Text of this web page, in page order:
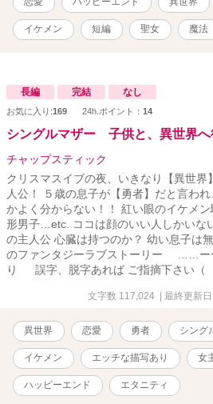
イケメン 短編 聖女 魔法
長編 完結 なし
お気に入り:169 24h.ポイント： 14
シングルマザー 子供と、異世界へ
チャップスティック
クリスマスイブの夜、いきなり【異世界
人公！ ５歳の息子が【勇者】だと言わ
かよく分からない！！ 紅い眼のイケメ
形男子…etc. ココは顔のいい人しかいな
の主人公 心臓は持つのか？ 幼い息子は
のファンタジーラブストーリー
り 誤字、脱字あれば ご指摘下さい（
文字数 117,024 | 最終更新
異世界 恋愛 勇者 シング
イケメン エッチな描写あり 女
ハッピーエンド エタニティ